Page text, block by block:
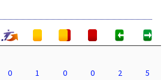
0 1 0 0 2
5